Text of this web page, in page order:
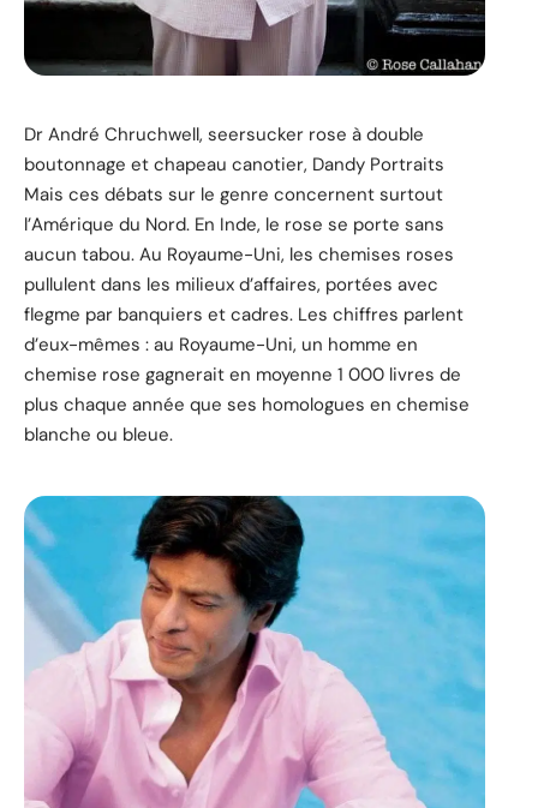
Dr André Chruchwell, seersucker rose à double
boutonnage et chapeau canotier, Dandy Portraits
Mais ces débats sur le genre concernent surtout
l’Amérique du Nord. En Inde, le rose se porte sans
aucun tabou. Au Royaume-Uni, les chemises roses
pullulent dans les milieux d’affaires, portées avec
flegme par banquiers et cadres. Les chiffres parlent
d’eux-mêmes : au Royaume-Uni, un homme en
chemise rose gagnerait en moyenne 1 000 livres de
plus chaque année que ses homologues en chemise
blanche ou bleue.